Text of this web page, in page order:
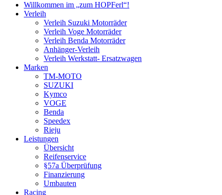
Willkommen im „zum HOPFerl“!
Verleih
Verleih Suzuki Motorräder
Verleih Voge Motorräder
Verleih Benda Motorräder
Anhänger-Verleih
Verleih Werkstatt- Ersatzwagen
Marken
TM-MOTO
SUZUKI
Kymco
VOGE
Benda
Speedex
Rieju
Leistungen
Übersicht
Reifenservice
§57a Überprüfung
Finanzierung
Umbauten
Racing